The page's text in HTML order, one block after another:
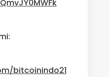
bitcoinindo21